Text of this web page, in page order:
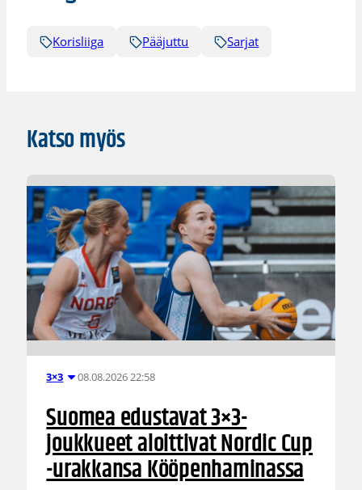
Korisliiga Pääjuttu Sarjat
Katso myös
3×3 08.08.2026 22:58
Suomea edustavat 3×3-
joukkueet aloittivat Nordic Cup
-urakkansa Kööpenhaminassa